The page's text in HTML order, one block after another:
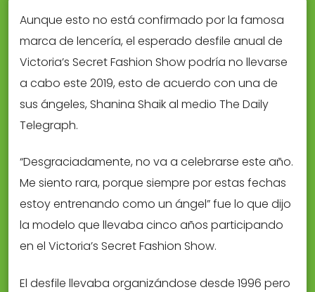
Aunque esto no está confirmado por la famosa
marca de lencería, el esperado desfile anual de
Victoria’s Secret Fashion Show podría no llevarse
a cabo este 2019, esto de acuerdo con una de
sus ángeles, Shanina Shaik al medio The Daily
Telegraph.
“Desgraciadamente, no va a celebrarse este año.
Me siento rara, porque siempre por estas fechas
estoy entrenando como un ángel” fue lo que dijo
la modelo que llevaba cinco años participando
en el Victoria’s Secret Fashion Show.
El desfile llevaba organizándose desde 1996 pero